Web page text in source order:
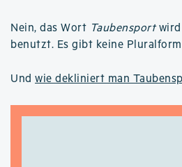
Nein, das Wort Taubensportwird
benutzt. Es gibt keine
Und wie dekliniert man